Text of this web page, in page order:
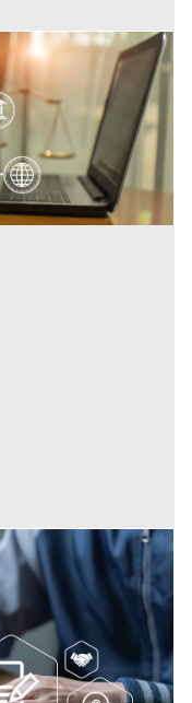
in Italia
errori evitare.
per
in Italia
per la
e